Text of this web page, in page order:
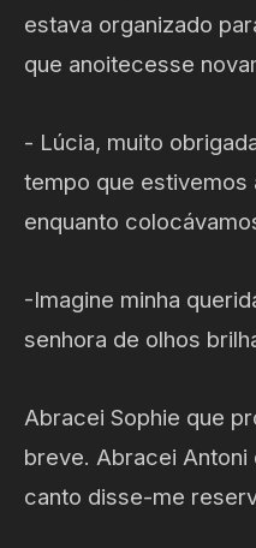
estava organizado
que anoitecesse
- Lúcia, muito
tempo que estivemos
enquanto
-Imagine minha
senhora de olhos
Abracei Sophie que
breve. Abracei Antoni
canto disse-me